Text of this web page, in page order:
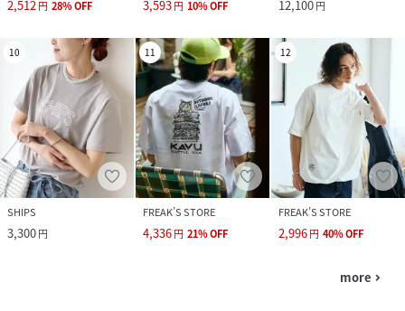
2,512 円 28%OFF 3,593円 10%OFF 12,100円
10
SHIPS
3,300円
11
FREAK’S STORE
4,336円 21%OFF
12
FREAK’S STORE
2,996円 40%OFF
more navigate_next